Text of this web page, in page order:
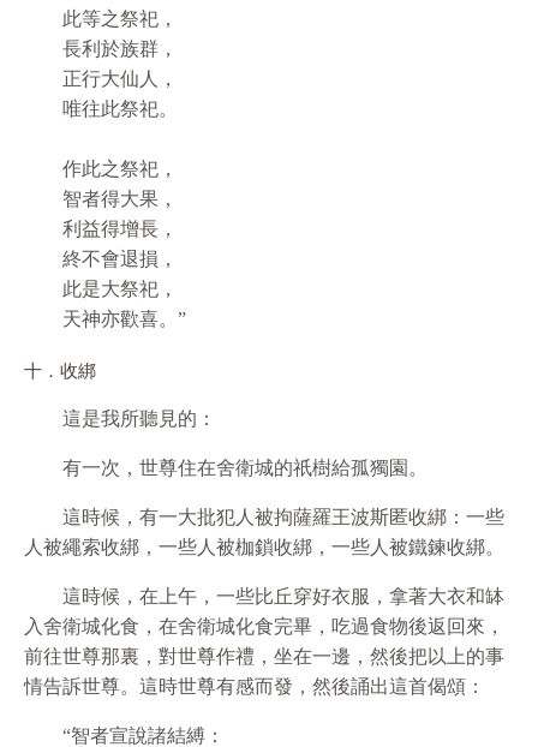
此等之祭祀，
長利於族群，
正行大仙人，
唯往此祭祀。
作此之祭祀，
智者得大果，
利益得增長，
終不會退損，
此是大祭祀，
天神亦歡喜。”
十．收綁
這是我所聽見的：
有一次，世尊住在舍衛城的祇樹給孤獨園。
這時候，有一大批犯人被拘薩羅王波斯匿收綁：一些
人被繩索收綁，一些人被枷鎖收綁，一些人被鐵鍊收綁。
這時候，在上午，一些比丘穿好衣服，拿著大衣和缽
入舍衛城化食，在舍衛城化食完畢，吃過食物後返回來，
前往世尊那裏，對世尊作禮，坐在一邊，然後把以上的事
情告訴世尊。這時世尊有感而發，然後誦出這首偈頌：
“智者宣說諸結縛：